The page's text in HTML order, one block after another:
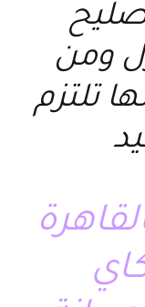
ومن
تلتزم